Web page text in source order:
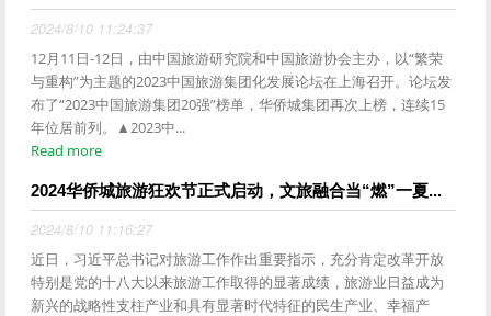
2024/8/10 11:24:37
12月11日-12日，由中国旅游研究院和中国旅游协会主办，以“繁荣
与重构”为主题的2023中国旅游集团化发展论坛在上海召开。论坛发
布了“2023中国旅游集团20强”榜单，华侨城集团再次上榜，连续15
年位居前列。▲2023中...
Read more
2024华侨城旅游狂欢节正式启动，文旅融合当“燃”一夏...
2024/8/10 11:16:27
近日，习近平总书记对旅游工作作出重要指示，充分肯定改革开放
特别是党的十八大以来旅游工作取得的显著成绩，旅游业日益成为
新兴的战略性支柱产业和具有显著时代特征的民生产业、幸福产